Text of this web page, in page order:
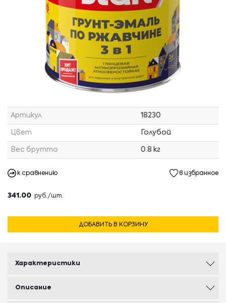
Артикул 18230
Цвет Голубой
Вес брутто 0.8 кг
к сравнению в избранное
341.00 руб./шт.
ДОБАВИТЬ В КОРЗИНУ
Характеристики
Описание